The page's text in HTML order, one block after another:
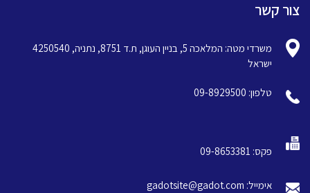
צור קשר
משרדי מטה: המלאכה 5, בניין העוגן, ת.ד 8751, נתניה, 4250540
ישראל
טלפון: 09-8929500
פקס: 09-8653381
אימייל: gadotsite@gadot.com